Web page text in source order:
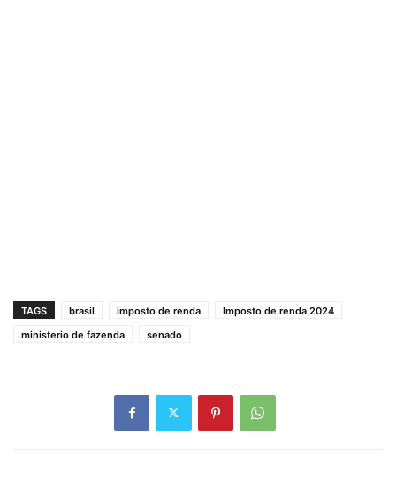
TAGS brasil imposto de renda
Imposto de renda 2024
ministerio de fazenda
senado